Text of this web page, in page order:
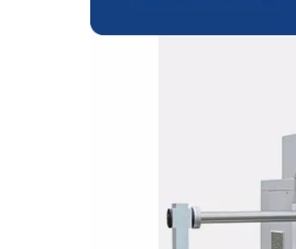
La machine d'impression
autocollantes haut de